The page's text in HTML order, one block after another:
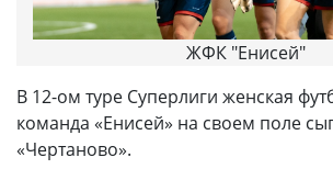
ЖФК "Енисей"
В 12-ом туре Суперлиги женская
команда «Енисей» на своем поле
«Чертаново».